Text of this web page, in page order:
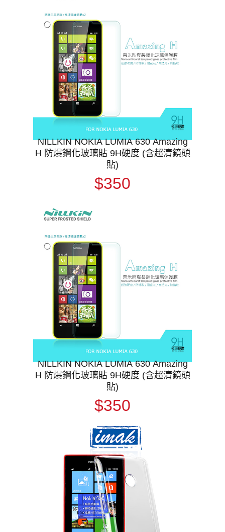
NILLKIN NOKIA LUMIA 630 Amazing
H 防爆鋼化玻璃貼 9H硬度 (含超清鏡頭
貼)
$350
NILLKIN NOKIA LUMIA 630 Amazing
H 防爆鋼化玻璃貼 9H硬度 (含超清鏡頭
貼)
$350